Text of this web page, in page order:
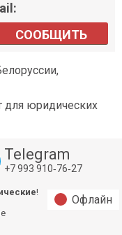
СООБЩИТЬ
для юридических
Telegram
+7 993 910‑76‑27
!
Офлайн